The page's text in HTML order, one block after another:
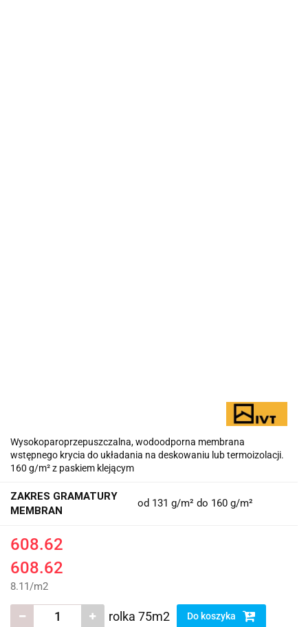
Wysokoparoprzepuszczalna, wodoodporna membrana
wstępnego krycia do układania na deskowaniu lub termoizolacji.
160 g/m² z paskiem klejącym
ZAKRES GRAMATURY
MEMBRAN
od 131 g/m² do 160 g/m²
608.62
608.62
8.11/m2
rolka 75m2 Do koszyka